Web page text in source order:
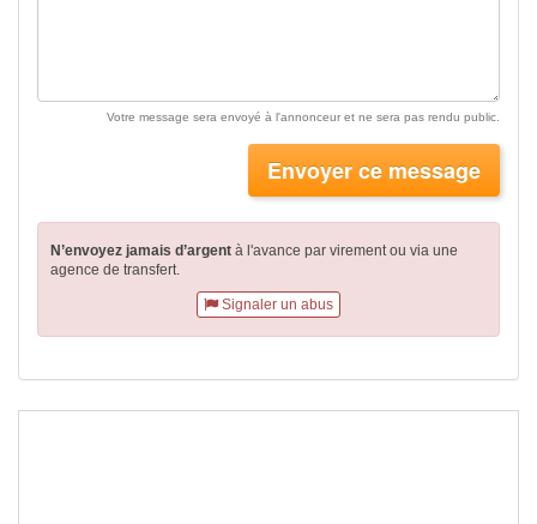
Votre message sera envoyé à l'annonceur et ne sera pas rendu public.
Envoyer ce message
N’envoyez jamais d’argent à l'avance par virementou via une
agence de transfert.
Signaler un abus